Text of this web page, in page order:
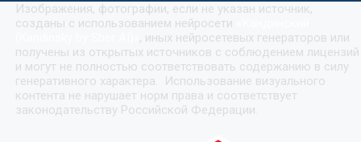
Изображения, фотографии, если не указан источник,
созданы с использованием нейросети
, иных нейросетевых генераторов или
получены из открытых источников с соблюдением лицензий
и могут не полностью соответствовать содержанию в силу
генеративного характера. Использование визуального
контента не нарушает норм права и соответствует
законодательству Российской Федерации.